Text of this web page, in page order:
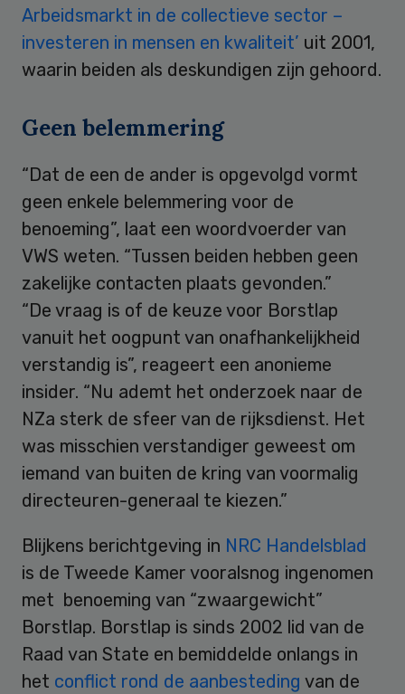
Arbeidsmarkt in de collectieve sector –
investeren in mensen en kwaliteit’ uit 2001,
waarin beiden als deskundigen zijn gehoord.
Geen belemmering
“Dat de een de ander is opgevolgd vormt
geen enkele belemmering voor de
benoeming”, laat een woordvoerder van
VWS weten. “Tussen beiden hebben geen
zakelijke contacten plaats gevonden.”
“De vraag is of de keuze voor Borstlap
vanuit het oogpunt van onafhankelijkheid
verstandig is”, reageert een anonieme
insider. “Nu ademt het onderzoek naar de
NZa sterk de sfeer van de rijksdienst. Het
was misschien verstandiger geweest om
iemand van buiten de kring van voormalig
directeuren-generaal te kiezen.”
Blijkens berichtgeving in NRC Handelsblad
is de Tweede Kamer vooralsnog ingenomen
met benoeming van “zwaargewicht”
Borstlap. Borstlap is sinds 2002 lid van de
Raad van State en bemiddelde onlangs in
het conflict rond de aanbesteding van de